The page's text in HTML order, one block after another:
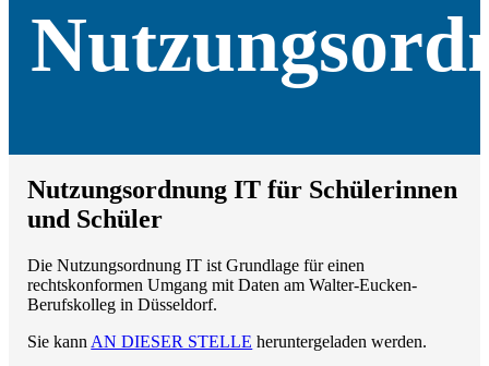
Nutzungsordnung IT für Schülerinnen
und Schüler
Die Nutzungsordnung IT ist Grundlage für einen
rechtskonformen Umgang mit Daten am Walter-Eucken-
Berufskolleg in Düsseldorf.
Sie kann AN DIESER STELLE heruntergeladen werden.